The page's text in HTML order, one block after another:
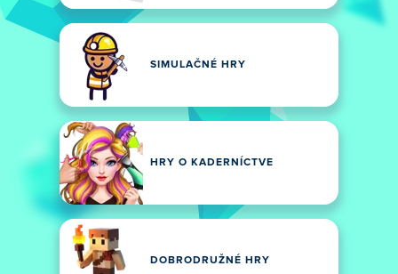
SIMULAČNÉ HRY
HRY O KADERNÍCTVE
DOBRODRUŽNÉ HRY